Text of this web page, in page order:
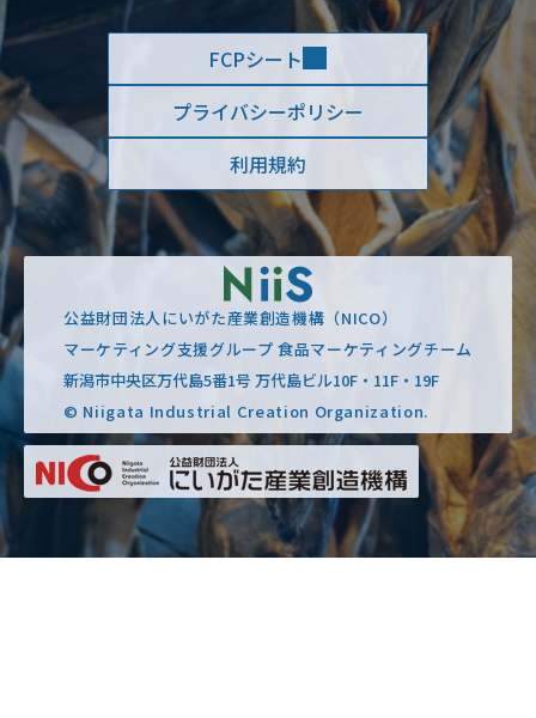
FCPシート
プライバシーポリシー
利用規約
公益財団法人にいがた産業創造機構（NICO）
マーケティング支援グループ 食品マーケティングチーム
新潟市中央区万代島5番1号 万代島ビル10F・11F・19F
© Niigata Industrial Creation Organization.